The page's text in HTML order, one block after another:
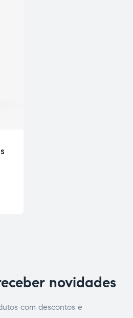
novidades
com descontos e